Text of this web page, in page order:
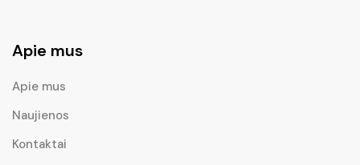
Apie mus
Apie mus
Naujienos
Kontaktai